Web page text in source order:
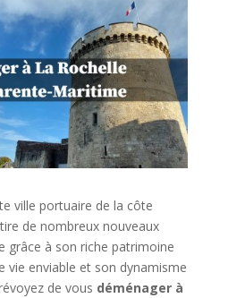
ville portuaire de la côte
de nombreux nouveaux
grâce à son riche patrimoine
vie enviable et son dynamisme
de vous déménager à